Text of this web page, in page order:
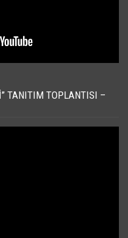
TANITIM TOPLANTISI –